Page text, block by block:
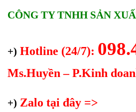
CÔNG TY TNHH SẢN
+) Hotline (24/7):
Ms.Huyền – P.Kinh
+) Zalo tại đây =>